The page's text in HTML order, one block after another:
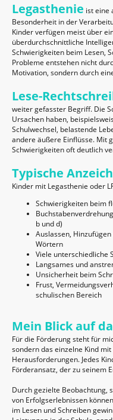
Legasthenie ist eine
Besonderheit in der
Kinder verfügen meist über
überdurchschnittliche
Schwierigkeiten beim Lesen,
Probleme entstehen nicht
Motivation, sondern durch
Lese-
weiter gefasster Begriff. Die
Ursachen haben,
Schulwechsel, belastende
andere äußere Einflüsse. Mit
Schwierigkeiten oft deutlich
Typische
Kinder mit Legasthenie oder
Schwierigkeiten beim
b und d)
Auslassen,
Wörtern
Viele unterschiedliche
Langsames und
Unsicherheit beim
Frust,
schulischen Bereich
Mein Blick auf
Für die Förderung steht für
sondern das einzelne Kind
Herausforderungen. Jedes
Förderansatz, der zu seinem
Durch gezielte Beobachtung,
von Erfolgserlebnissen
im Lesen und Schreiben